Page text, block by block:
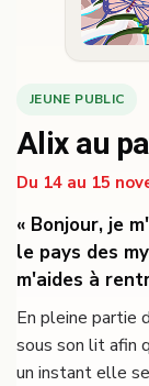
JEUNE PUBLIC
Alix au
Du 14 au 15
« Bonjour, je
le pays des
m'aides à
En pleine partie
sous son lit afin
un instant elle